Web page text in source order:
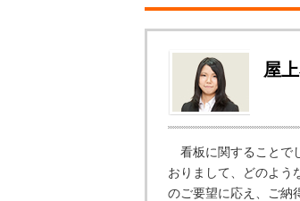
屋
看板に関することで
おりまして、どのよう
のご要望に応え、ご納